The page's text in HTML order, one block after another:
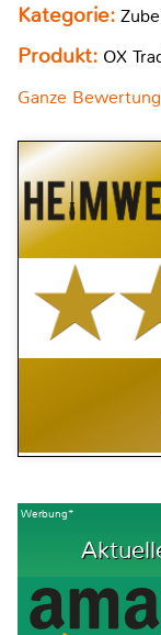
Kategorie:
Produkt: OX
Ganze
Werbung*